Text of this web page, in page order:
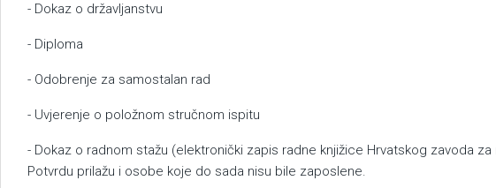
- Dokaz o državljanstvu
- Diploma
- Odobrenje za samostalan rad
- Uvjerenje o položnom stručnom ispitu
- Dokaz o radnom stažu (elektronički zapis radne knjižice Hrvatskog zavoda
Potvrdu prilažu i osobe koje do sada nisu bile zaposlene.